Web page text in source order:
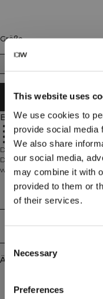
This website uses
We use cookies to
provide social media
We also share
our social media,
may combine it with
provided to them or
of their services.
Consent
Selection
Necessary
Preferences
Größe
IN DEN
Beschreibung
French Terry
Oversize-Passform
Pullover-Design
Ohne Taschen
Der Everyday Terry Relaxed
Drüberziehen für Warm-ups,
weichem Frotteestoff bietet er
normaler Länge für
minimalistisch mit sauberer
ein gemütliches Gefühl sorgt,
vielseitig und für den Alltag
Technical Aspects
Lieferung &
Ähnliche Produkte